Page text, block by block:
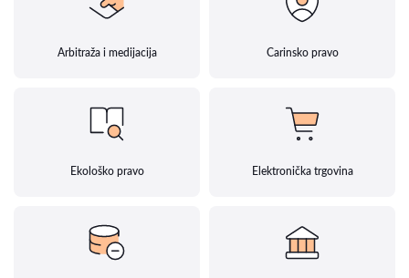
Arbitraža i medijacija Carinsko pravo
Ekološko pravo Elektronička trgovina